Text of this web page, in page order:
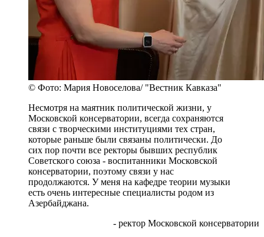
© Фото: Мария Новоселова/ "Вестник Кавказа"
Несмотря на маятник политической жизни, у
Московской консерватории, всегда сохраняются
связи с творческими институциями тех стран,
которые раньше были связаны политически. До
сих пор почти все ректоры бывших республик
Советского союза - воспитанники Московской
консерватории, поэтому связи у нас
продолжаются. У меня на кафедре теории музыки
есть очень интересные специалисты родом из
Азербайджана.
- ректор Московской консерватории